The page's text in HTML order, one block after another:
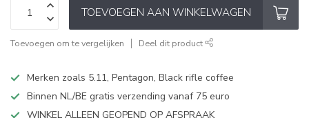
TOEVOEGEN AAN WINKELWAGEN
Toevoegen om te vergelijken Deel dit product
Merken zoals 5.11, Pentagon, Black rifle coffee
Binnen NL/BE gratis verzending vanaf 75 euro
WINKEL ALLEEN GEOPEND OP AFSPRAAK